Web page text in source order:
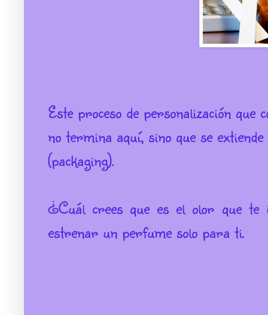
Este proceso de personalización que
no termina aquí, sino que se
(packaging).
¿Cuál crees que es el olor que
estrenar un perfume solo para ti.